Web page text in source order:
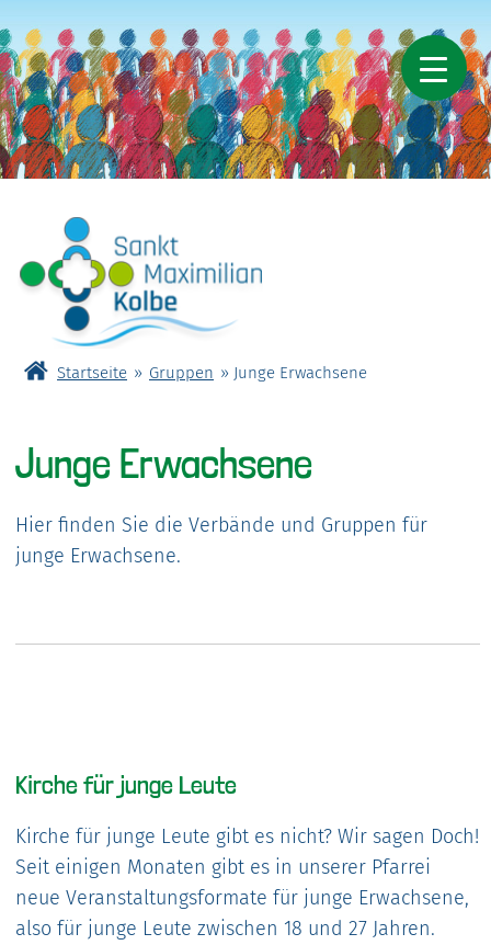
to
content
Startseite » Gruppen » Junge Erwachsene
Junge Erwachsene
Hier finden Sie die Verbände und Gruppen für
junge Erwachsene.
Kirche für junge Leute
Kirche für junge Leute gibt es nicht? Wir sagen Doch!
Seit einigen Monaten gibt es in unserer Pfarrei
neue Veranstaltungsformate für junge Erwachsene,
also für junge Leute zwischen 18 und 27 Jahren.